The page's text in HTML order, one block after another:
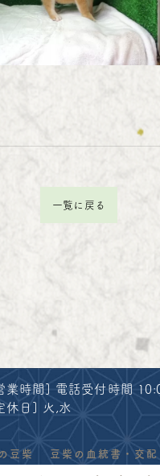
一覧に戻る
業時間] 電話受付時間
休日] 火,水
豆柴 豆柴の血統書・交配